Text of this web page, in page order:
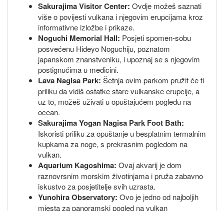
Sakurajima Visitor Center: Ovdje možeš saznati
više o povijesti vulkana i njegovim erupcijama kroz
informativne izložbe i prikaze.
Noguchi Memorial Hall: Posjeti spomen-sobu
posvećenu Hideyo Noguchiju, poznatom
japanskom znanstveniku, i upoznaj se s njegovim
postignućima u medicini.
Lava Nagisa Park: Šetnja ovim parkom pružit će ti
priliku da vidiš ostatke stare vulkanske erupcije, a
uz to, možeš uživati u opuštajućem pogledu na
ocean.
Sakurajima Yogan Nagisa Park Foot Bath:
Iskoristi priliku za opuštanje u besplatnim termalnim
kupkama za noge, s prekrasnim pogledom na
vulkan.
Aquarium Kagoshima: Ovaj akvarij je dom
raznovrsnim morskim životinjama i pruža zabavno
iskustvo za posjetitelje svih uzrasta.
Yunohira Observatory: Ovo je jedno od najboljih
mjesta za panoramski pogled na vulkan